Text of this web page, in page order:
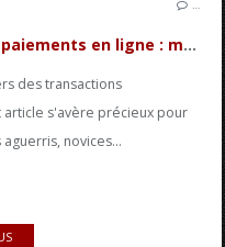
…
Sécurité des paiements en ligne : méthodes, risques et prévention
des transactions
article s'avère précieux pour
novices...